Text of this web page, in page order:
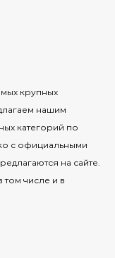
крупных
нашим
категорий по
с официальными
на сайте.
том числе и в